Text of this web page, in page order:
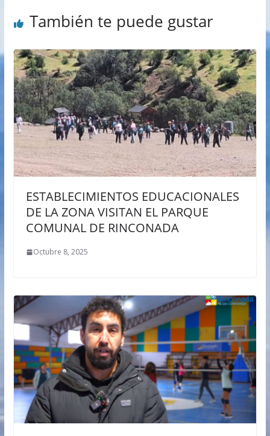
También te puede gustar
ESTABLECIMIENTOS EDUCACIONALES
DE LA ZONA VISITAN EL PARQUE
COMUNAL DE RINCONADA
Octubre 8, 2025